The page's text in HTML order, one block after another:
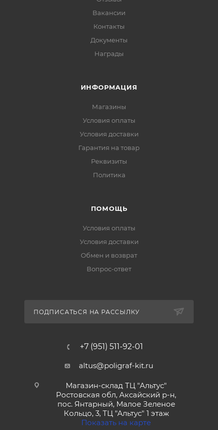
Вакансии
Контакты
Документы
Награды
ИНФОРМАЦИЯ
Магазины
Условия оплаты
Условия доставки
Гарантия на товар
Реквизиты
Политика
ПОМОЩЬ
Условия оплаты
Условия доставки
Обмен и возврат
Вопрос-ответ
ПОДПИСАТЬСЯ НА РАССЫЛКУ
+7 (951) 511-92-01
altus@poligraf-kit.ru
Магазин-склад ТЦ "Альтус"
Ростовская обл, Аксайский р-н,
пос. Янтарный, Малое Зеленое
Кольцо, 3, ТЦ "Альтус" 1 этаж
Показать на карте